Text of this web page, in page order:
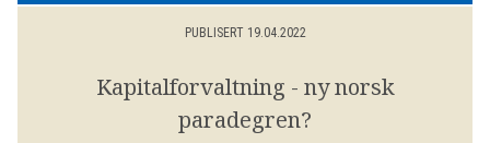
PUBLISERT 19.04.2022
Kapitalforvaltning - ny norsk
paradegren?